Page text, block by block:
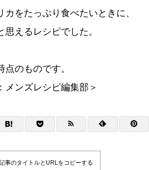
カをたっぷり食べたいときに、
思えるレシピでした。
のものです。
メンズレシピ編集部＞
事のタイトルとURLをコピーする